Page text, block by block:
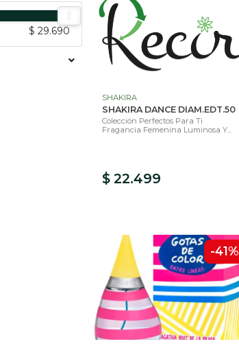
$ 29.690
SHAKIRA
SHAKIRA DANCE DIAM.EDT.50
Colección Perfectos Para Ti
Fragancia Femenina Luminosa Y...
$ 22.499
-41%